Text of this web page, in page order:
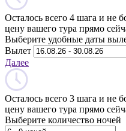
Осталось всего 4 шага и не
цену вашего тура прямо
Выберите удобные даты
Вылет
Далее
Осталось всего 3 шага и не
цену вашего тура прямо
Выберите количество ночей